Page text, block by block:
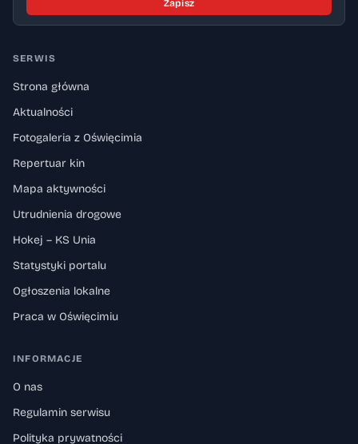
Zapisz
SERWIS
Strona główna
Aktualności
Fotogaleria z Oświęcimia
Repertuar kin
Mapa aktywności
Utrudnienia drogowe
Hokej – KS Unia
Statystyki portalu
Ogłoszenia lokalne
Praca w Oświęcimiu
INFORMACJE
O nas
Regulamin serwisu
Polityka prywatności